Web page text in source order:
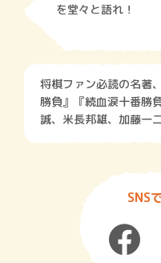
を堂々と語れ！
将棋ファン必読の名著
勝負』『続血涙十番勝
誠、米長邦雄、加藤一
SNS